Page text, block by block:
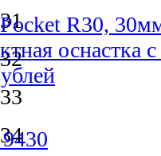
R30,
оснастка